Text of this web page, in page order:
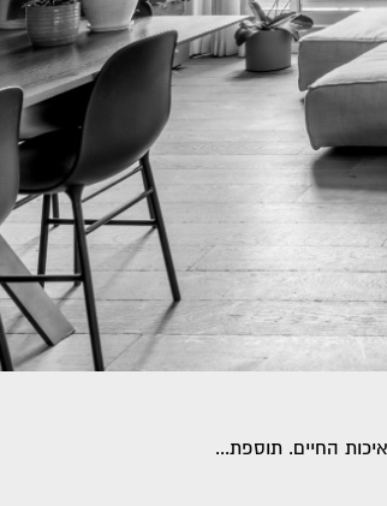
החיים. תוספת...